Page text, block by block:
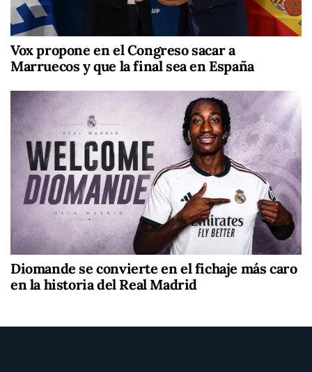
Vox propone en el Congreso sacar a
Marruecos y que la final sea en España
Diomande se convierte en el fichaje más caro
en la historia del Real Madrid